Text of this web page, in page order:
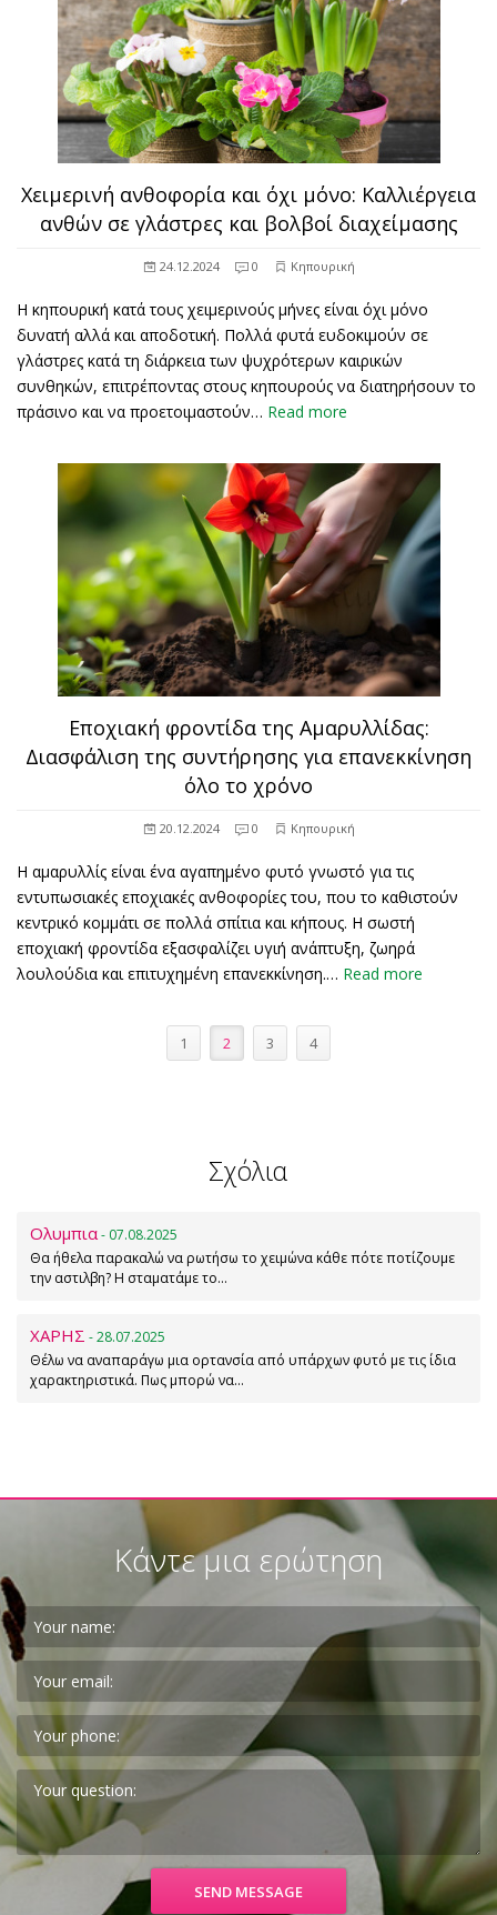
Χειμερινή ανθοφορία και όχι μόνο: Καλλιέργεια
ανθών σε γλάστρες και βολβοί διαχείμασης
24.12.2024 0 Κηπουρική
Η κηπουρική κατά τους χειμερινούς μήνες είναι όχι μόνο
δυνατή αλλά και αποδοτική. Πολλά φυτά ευδοκιμούν σε
γλάστρες κατά τη διάρκεια των ψυχρότερων καιρικών
συνθηκών, επιτρέποντας στους κηπουρούς να διατηρήσουν το
πράσινο και να προετοιμαστούν… Read more
Εποχιακή φροντίδα της Αμαρυλλίδας:
Διασφάλιση της συντήρησης για επανεκκίνηση
όλο το χρόνο
20.12.2024 0 Κηπουρική
Η αμαρυλλίς είναι ένα αγαπημένο φυτό γνωστό για τις
εντυπωσιακές εποχιακές ανθοφορίες του, που το καθιστούν
κεντρικό κομμάτι σε πολλά σπίτια και κήπους. Η σωστή
εποχιακή φροντίδα εξασφαλίζει υγιή ανάπτυξη, ζωηρά
λουλούδια και επιτυχημένη επανεκκίνηση.… Read more
1 2 3 4
Σχόλια
Ολυμπια- 07.08.2025
Θα ήθελα παρακαλώ να ρωτήσω το χειμώνα κάθε πότε ποτίζουμε
την αστιλβη? Η σταματάμε το…
ΧΑΡΗΣ - 28.07.2025
Θέλω να αναπαράγω μια ορτανσία από υπάρχων φυτό με τις ίδια
χαρακτηριστικά. Πως μπορώ να…
Κάντε μια ερώτηση